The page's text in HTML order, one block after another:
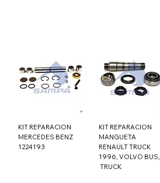
KIT REPARACION
MERCEDES BENZ
1224193
KIT REPARACION
MANGUETA
RENAULT TRUCK
1996, VOLVO BUS,
TRUCK